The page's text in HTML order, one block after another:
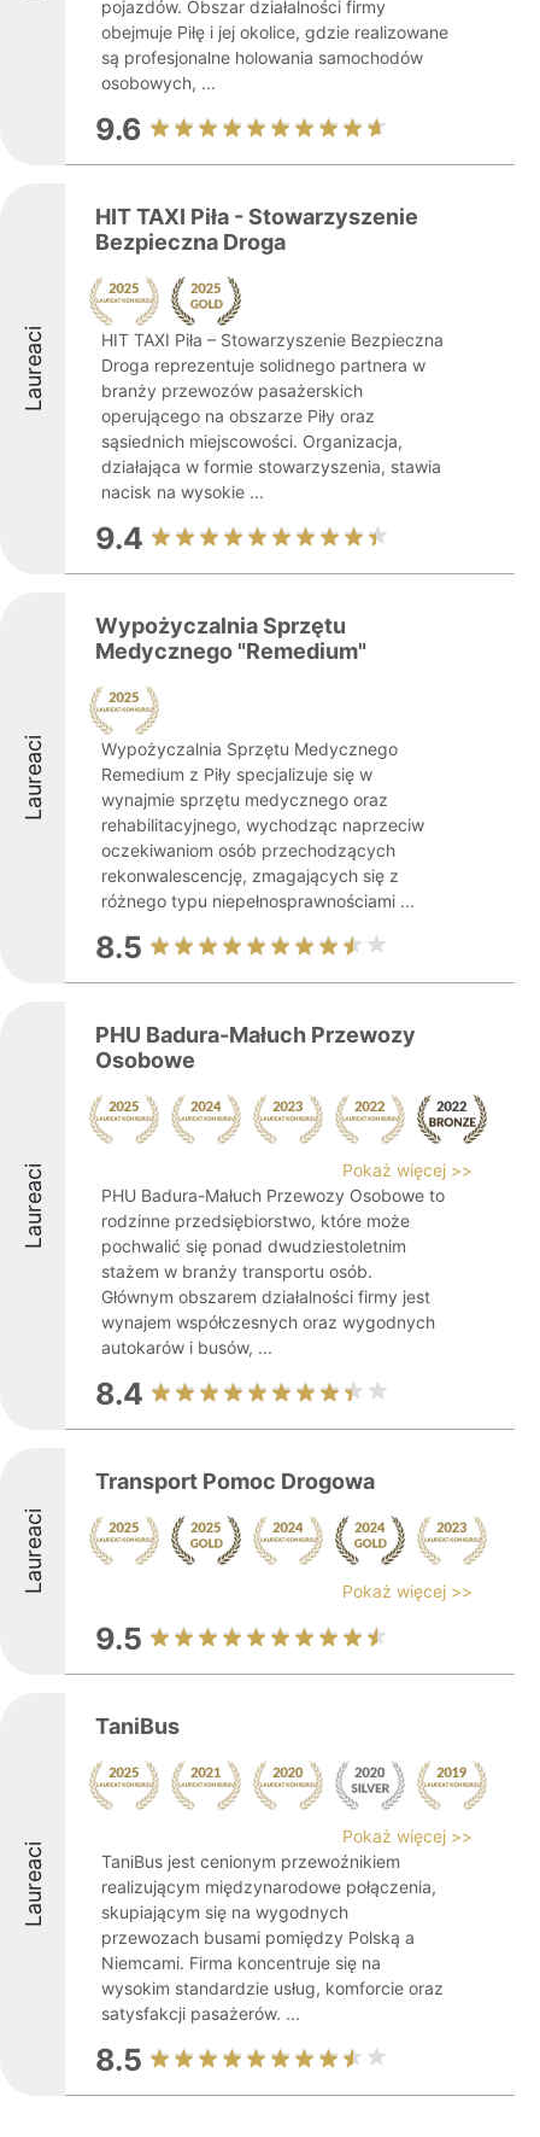
pojazdów. Obszar działalności firmy
obejmuje Piłę i jej okolice, gdzie realizowane
są profesjonalne holowania samochodów
osobowych, ...
9.6
Laureaci
HIT TAXI Piła - Stowarzyszenie
Bezpieczna Droga
HIT TAXI Piła – Stowarzyszenie Bezpieczna
Droga reprezentuje solidnego partnera w
branży przewozów pasażerskich
operującego na obszarze Piły oraz
sąsiednich miejscowości. Organizacja,
działająca w formie stowarzyszenia, stawia
nacisk na wysokie ...
9.4
Laureaci
Wypożyczalnia Sprzętu
Medycznego "Remedium"
Wypożyczalnia Sprzętu Medycznego
Remedium z Piły specjalizuje się w
wynajmie sprzętu medycznego oraz
rehabilitacyjnego, wychodząc naprzeciw
oczekiwaniom osób przechodzących
rekonwalescencję, zmagających się z
różnego typu niepełnosprawnościami ...
8.5
Laureaci
PHU Badura-Małuch Przewozy
Osobowe
Pokaż więcej >>
PHU Badura-Małuch Przewozy Osobowe to
rodzinne przedsiębiorstwo, które może
pochwalić się ponad dwudziestoletnim
stażem w branży transportu osób.
Głównym obszarem działalności firmy jest
wynajem współczesnych oraz wygodnych
autokarów i busów, ...
8.4
Laureaci
Transport Pomoc Drogowa
Pokaż więcej >>
9.5
Laureaci
TaniBus
Pokaż więcej >>
TaniBus jest cenionym przewoźnikiem
realizującym międzynarodowe połączenia,
skupiającym się na wygodnych
przewozach busami pomiędzy Polską a
Niemcami. Firma koncentruje się na
wysokim standardzie usług, komforcie oraz
satysfakcji pasażerów. ...
8.5